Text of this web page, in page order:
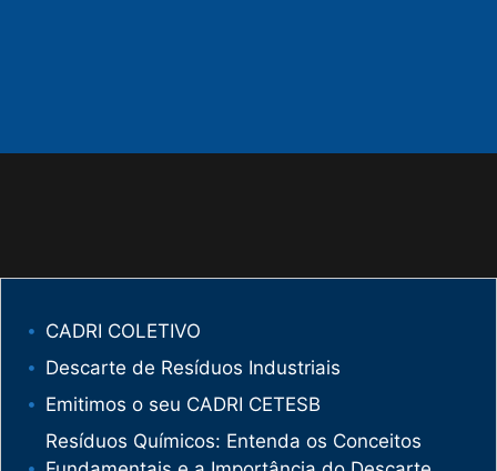
CADRI COLETIVO
Descarte de Resíduos Industriais
Emitimos o seu CADRI CETESB
Resíduos Químicos: Entenda os Conceitos